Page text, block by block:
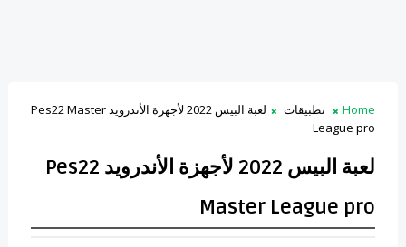
Home تطبيقات
لعبة البيس 2022 لأجهزة الأندرويد Pes22 Master
League pro
لعبة البيس 2022 لأجهزة الأندرويد Pes22
Master League pro